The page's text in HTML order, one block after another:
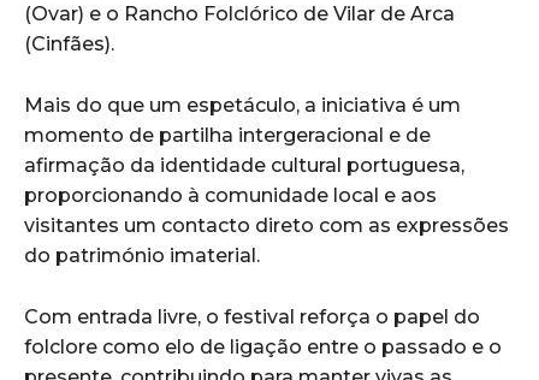
(Ovar) e o Rancho Folclórico de Vilar de Arca
(Cinfães).
Mais do que um espetáculo, a iniciativa é um
momento de partilha intergeracional e de
afirmação da identidade cultural portuguesa,
proporcionando à comunidade local e aos
visitantes um contacto direto com as expressões
do património imaterial.
Com entrada livre, o festival reforça o papel do
folclore como elo de ligação entre o passado e o